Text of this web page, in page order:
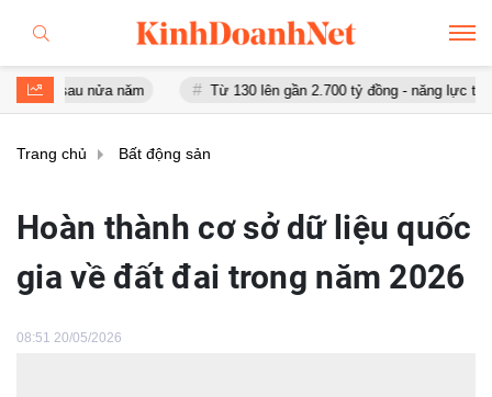
nửa năm Từ 130 lên gần 2.700 tỷ đồng - năng lực tài chính
Trang chủ Bất động sản
Hoàn thành cơ sở dữ liệu quốc
gia về đất đai trong năm 2026
08:51 20/05/2026